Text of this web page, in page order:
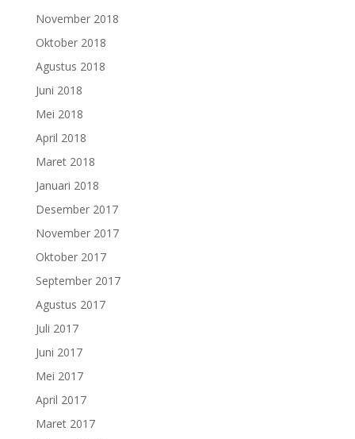
November 2018
Oktober 2018
Agustus 2018
Juni 2018
Mei 2018
April 2018
Maret 2018
Januari 2018
Desember 2017
November 2017
Oktober 2017
September 2017
Agustus 2017
Juli 2017
Juni 2017
Mei 2017
April 2017
Maret 2017